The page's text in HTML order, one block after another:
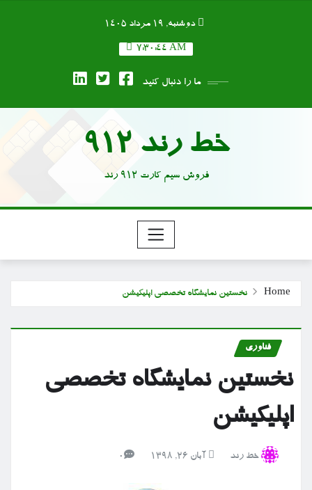
دوشنبه, ۱۹ مرداد ۱۴۰۵
7:30:45 AM
ما را دنبال کنید
خط رند 912
فروش سیم کارت 912 رند
Home نخستین نمایشگاه تخصصی اپلیکیشن
فناوری
نخستین نمایشگاه تخصصی
اپلیکیشن
خط رند آبان ۲۶, ۱۳۹۸ 0